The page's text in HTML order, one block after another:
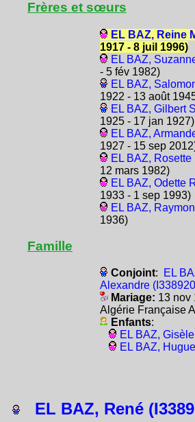
Frères et sœurs
EL BAZ, Reine
1917 - 8 juil 1996)
EL BAZ,
- 5 fév 1982)
EL BAZ,
1922 - 13 août
EL BAZ, Gilbert
1925 - 17 jan 1927)
EL BAZ,
1927 - 15 sep
EL BAZ, Rosette
12 mars 1982)
EL BAZ, Odette
1933 - 1 sep 1993)
EL BAZ,
1936)
Famille
Conjoint:
EL
Alexandre
Mariage: 13 nov
Algérie Française
Enfants:
EL BAZ,
EL BAZ,
EL BAZ, René